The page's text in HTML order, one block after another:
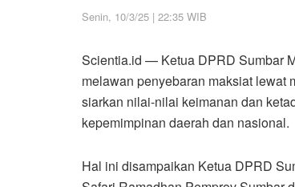
Senin, 10/3/25 | 22:35 WIB
Scientia.id — Ketua DPRD Sumbar
melawan penyebaran maksiat lewat
siarkan nilai-nilai keimanan dan
kepemimpinan daerah dan nasional.
Hal ini disampaikan Ketua DPRD